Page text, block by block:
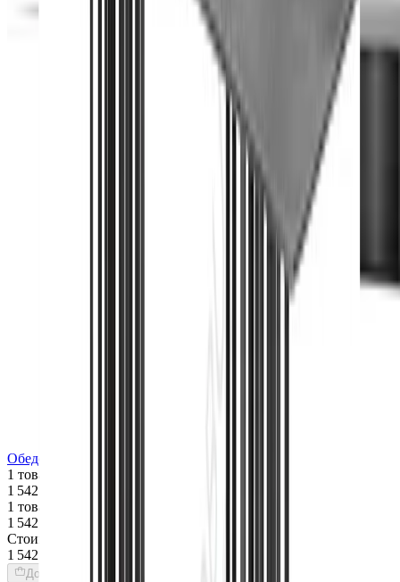
Обеденный стол Astyages
1 товар
1 542 $
1 товар
1 542 $
Стоимость интерьера:
1 542 $
Добавить товары в заказ